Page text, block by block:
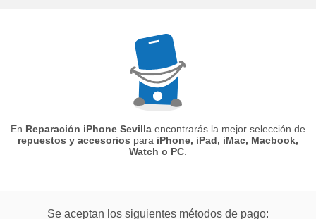
En Reparación iPhone Sevilla encontrarás la mejor selección de
repuestos y accesorios para iPhone, iPad, iMac, Macbook,
Watch o PC
Se aceptan los siguientes métodos de pago: